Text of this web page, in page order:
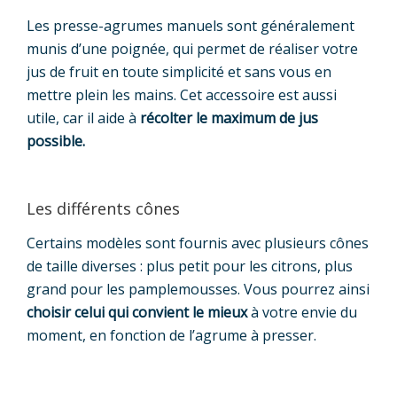
Les presse-agrumes manuels sont généralement
munis d’une poignée, qui permet de réaliser votre
jus de fruit en toute simplicité et sans vous en
mettre plein les mains. Cet accessoire est aussi
utile, car il aide à récolter le maximum de jus
possible.
Les différents cônes
Certains modèles sont fournis avec plusieurs cônes
de taille diverses : plus petit pour les citrons, plus
grand pour les pamplemousses. Vous pourrez ainsi
choisir celui qui convient le mieuxà votre envie du
moment, en fonction de l’agrume à presser.